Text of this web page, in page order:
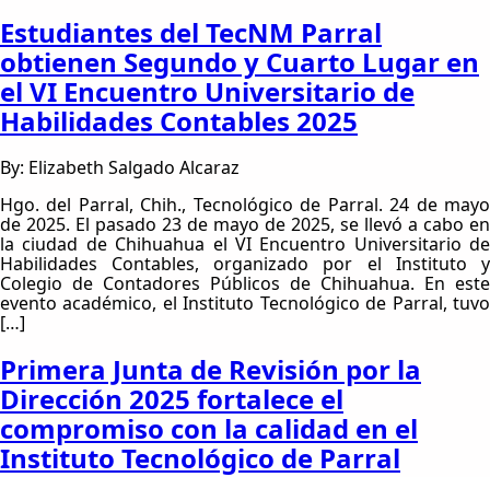
Estudiantes del TecNM Parral
obtienen Segundo y Cuarto Lugar en
el VI Encuentro Universitario de
Habilidades Contables 2025
By: Elizabeth Salgado Alcaraz
Hgo. del Parral, Chih., Tecnológico de Parral. 24 de mayo
de 2025. El pasado 23 de mayo de 2025, se llevó a cabo en
la ciudad de Chihuahua el VI Encuentro Universitario de
Habilidades Contables, organizado por el Instituto y
Colegio de Contadores Públicos de Chihuahua. En este
evento académico, el Instituto Tecnológico de Parral, tuvo
[…]
Primera Junta de Revisión por la
Dirección 2025 fortalece el
compromiso con la calidad en el
Instituto Tecnológico de Parral